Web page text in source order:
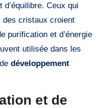
d’équilibre. Ceux qui
des cristaux croient
purification et d’énergie
utilisée dans les
développement
et de